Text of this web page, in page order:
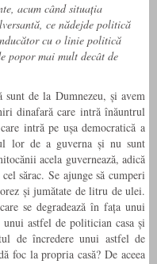
acum când situația
ce nădejde politică
cu o linie politică
popor mai mult decât de
sunt de la Dumnezeu, și avem
dinafară care intră înăuntrul
intră pe ușa democratică a
lor de a guverna și nu sunt
acela guvernează, adică
sărac. Se ajunge să cumperi
și jumătate de litru de ulei.
se degradează în fața unui
astfel de politician casa și
de încredere unui astfel de
foc la propria casă? De aceea